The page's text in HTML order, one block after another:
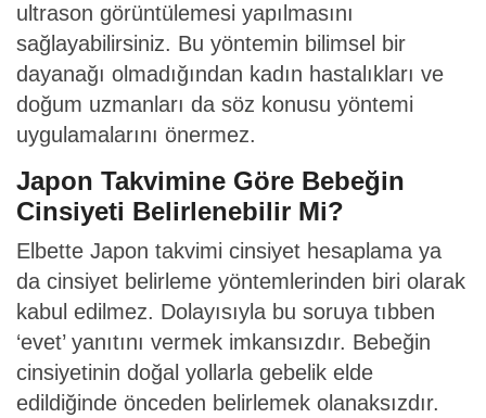
ultrason görüntülemesi yapılmasını
sağlayabilirsiniz. Bu yöntemin bilimsel bir
dayanağı olmadığından kadın hastalıkları ve
doğum uzmanları da söz konusu yöntemi
uygulamalarını önermez.
Japon Takvimine Göre Bebeğin
Cinsiyeti Belirlenebilir Mi?
Elbette Japon takvimi cinsiyet hesaplama ya
da cinsiyet belirleme yöntemlerinden biri olarak
kabul edilmez. Dolayısıyla bu soruya tıbben
‘evet’ yanıtını vermek imkansızdır. Bebeğin
cinsiyetinin doğal yollarla gebelik elde
edildiğinde önceden belirlemek olanaksızdır.